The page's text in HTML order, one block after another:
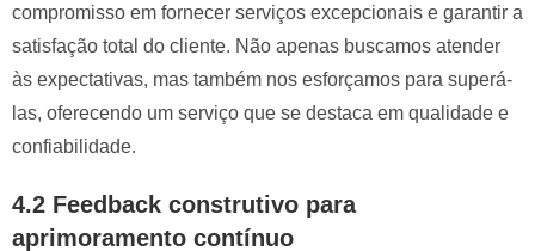
compromisso em fornecer serviços excepcionais e garantir a
satisfação total do cliente. Não apenas buscamos atender
às expectativas, mas também nos esforçamos para superá-
las, oferecendo um serviço que se destaca em qualidade e
confiabilidade.
4.2 Feedback construtivo para
aprimoramento contínuo